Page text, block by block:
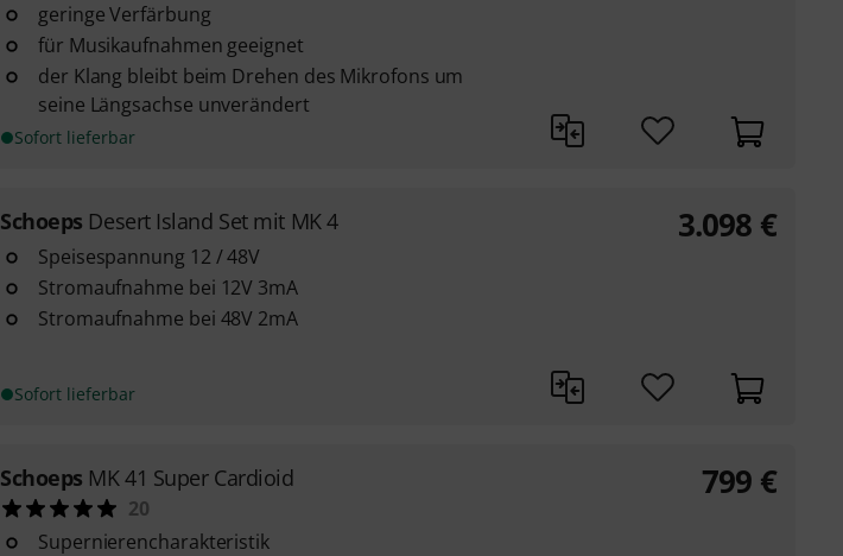
geringe Verfärbung
für Musikaufnahmen geeignet
der Klang bleibt beim Drehen des Mikrofons um
seine Längsachse unverändert
Sofort lieferbar
Schoeps Desert Island Set mit MK 4
Speisespannung 12 / 48V
Stromaufnahme bei 12V 3mA
Stromaufnahme bei 48V 2mA
Sofort lieferbar
3.098 €
Schoeps MK 41 Super Cardioid
20
Supernierencharakteristik
799 €